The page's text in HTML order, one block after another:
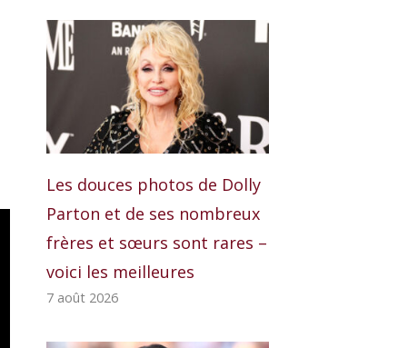
Les douces photos de Dolly
Parton et de ses nombreux
frères et sœurs sont rares –
voici les meilleures
7 août 2026